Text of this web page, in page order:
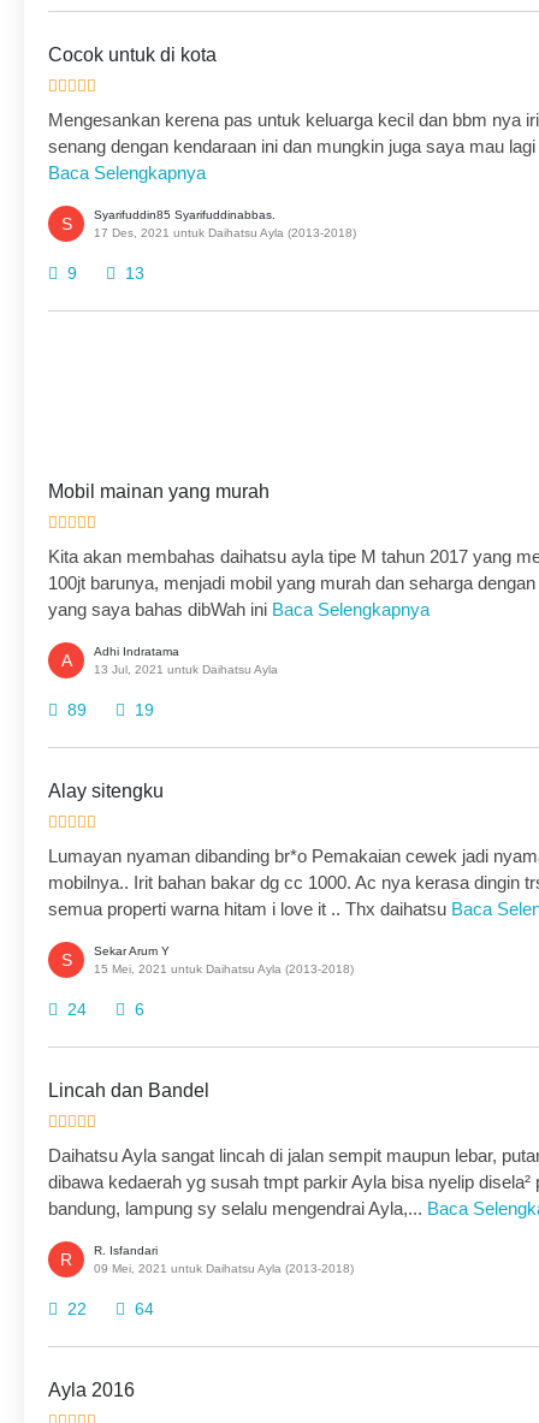
Cocok untuk di kota
Mengesankan kerena pas untuk keluarga kecil dan bbm nya
senang dengan kendaraan ini dan mungkin juga saya mau
Baca Selengkapnya
S
Syarifuddin85 Syarifuddinabbas.
17 Des, 2021 untuk Daihatsu Ayla (2013-2018)
9 13
Mobil mainan yang murah
Kita akan membahas daihatsu ayla tipe M tahun 2017 yang
100jt barunya, menjadi mobil yang murah dan seharga
yang saya bahas dibWah ini Baca Selengkapnya
A
Adhi Indratama
13 Jul, 2021 untuk Daihatsu Ayla
89 19
Alay sitengku
Lumayan nyaman dibanding br*o Pemakaian cewek jadi
mobilnya.. Irit bahan bakar dg cc 1000. Ac nya kerasa dingin
semua properti warna hitam i love it .. Thx daihatsu Baca
S
Sekar Arum Y
15 Mei, 2021 untuk Daihatsu Ayla (2013-2018)
24 6
Lincah dan Bandel
Daihatsu Ayla sangat lincah di jalan sempit maupun lebar,
dibawa kedaerah yg susah tmpt parkir Ayla bisa nyelip
bandung, lampung sy selalu mengendrai Ayla,... Baca
R
R. Isfandari
09 Mei, 2021 untuk Daihatsu Ayla (2013-2018)
22 64
Ayla 2016